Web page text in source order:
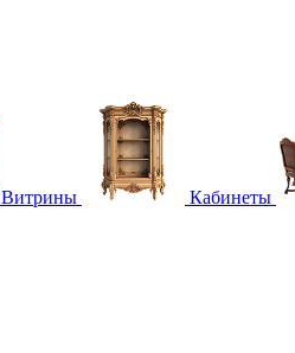
Витрины Кабинеты